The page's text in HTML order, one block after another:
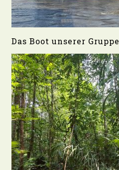
Das Boot unserer Gruppe